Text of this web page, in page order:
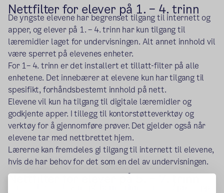
Nettfilter for elever på 1. – 4. trinn
De yngste elevene har begrenset tilgang til internett og
apper, og elever på 1. – 4. trinn har kun tilgang til
læremidler laget for undervisningen. Alt annet innhold vil
være sperret på elevenes enheter.
For 1– 4. trinn er det installert et tillatt-filter på alle
enhetene. Det innebærer at elevene kun har tilgang til
spesifikt, forhåndsbestemt innhold på nett.
Elevene vil kun ha tilgang til digitale læremidler og
godkjente apper. I tillegg til kontorstøtteverktøy og
verktøy for å gjennomføre prøver. Det gjelder også når
elevene tar med nettbrettet hjem.
Lærerne kan fremdeles gi tilgang til internett til elevene,
hvis de har behov for det som en del av undervisningen.
Nettfilter for elever på 5. – 7. trinn